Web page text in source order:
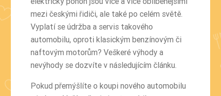
mezi českými řidiči, ale také po celém světě.
Vyplatí se údržba a servis takového
automobilu, oproti klasickým benzínovým či
naftovým motorům? Veškeré výhody a
nevýhody se dozvíte v následujícím článku.
Pokud přemýšlíte o koupi nového automobilu